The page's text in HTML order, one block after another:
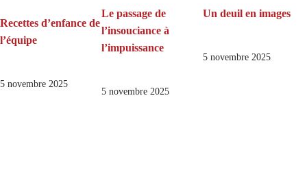
Recettes d’enfance de
l’équipe
5 novembre 2025
Le passage de
l’insouciance à
l’impuissance
5 novembre 2025
Un deuil en images
5 novembre 2025